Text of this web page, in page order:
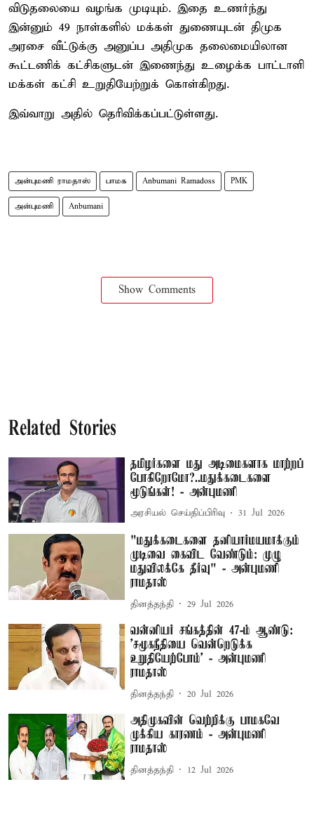
விடுதலையை வழங்க முடியும். இதை உணர்ந்து
இன்னும் 49 நாள்களில் மக்கள் துணையுடன் திமுக
அரசை வீட்டுக்கு அனுப்ப அதிமுக தலைமையிலான
கூட்டணிக் கட்சிகளுடன் இணைந்து உழைக்க பாட்டாளி
மக்கள் கட்சி உறுதியேற்றுக் கொள்கிறது.
இவ்வாறு அதில் தெரிவிக்கப்பட்டுள்ளது.
அன்புமணி ராமதாஸ் பாமக Anbumani Ramadoss PMK
அன்புமணி Anbumani
Show Comments
Related Stories
தமிழர்களை மது அடிமைகளாக மாற்றப்
போகிறோமோ?..மதுக்கடைகளை
மூடுங்கள்! - அன்புமணி
அரசியல் செய்திப்பிரிவு 31 Jul 2026
"மதுக்கடைகளை தனியார்மயமாக்கும்
முடிவை கைவிட வேண்டும்: முழு
மதுவிலக்கே தீர்வு" - அன்புமணி
ராமதாஸ்
தினத்தந்தி 29 Jul 2026
வன்னியர் சங்கத்தின் 47-ம் ஆண்டு:
'சமூகநீதியை வென்றெடுக்க
உறுதியேற்போம்' - அன்புமணி
ராமதாஸ்
தினத்தந்தி 20 Jul 2026
அதிமுகவின் வெற்றிக்கு பாமகவே
முக்கிய காரணம் - அன்புமணி
ராமதாஸ்
தினத்தந்தி 12 Jul 2026